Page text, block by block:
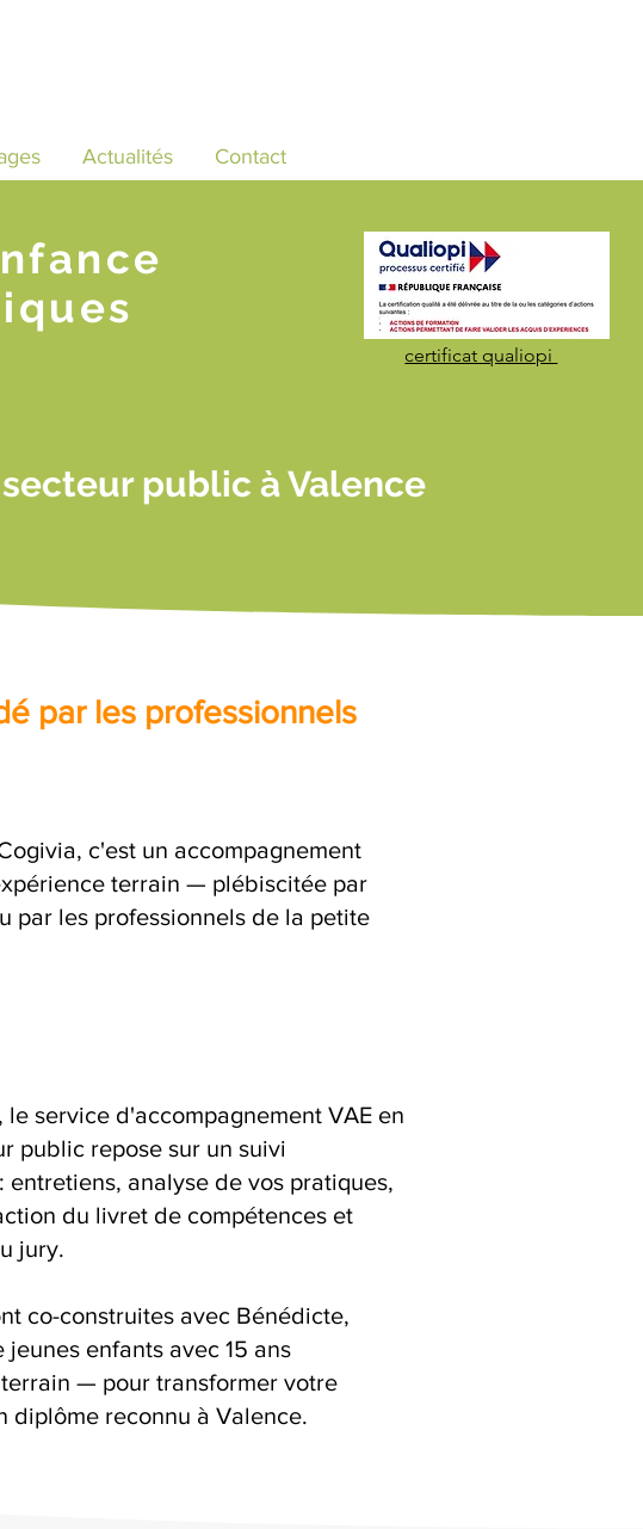
Actualités Contact
certificat qualiopi
public à Valence
par les professionnels
c'est un accompagnement
terrain — plébiscitée par
par les professionnels de la petite
le service d'accompagnement VAE en
public repose sur un suivi
entretiens, analyse de vos pratiques,
du livret de compétences et
jury.
co-construites avec Bénédicte,
enfants avec 15 ans
— pour transformer votre
diplôme reconnu à Valence.